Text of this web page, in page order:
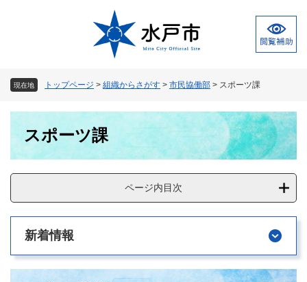
現在地 トップページ > 組織からさがす > 市民協働部 > スポーツ課
スポーツ課
ページ内目次
新着情報